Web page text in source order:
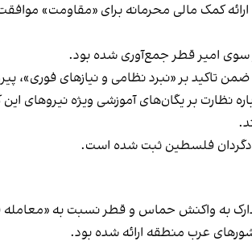
خصوصی با ارائه کمک مالی محرمانه برای
تاکید بر «نبرد نظامی و نیازهای فوری»،
نظارت بر یگان‌های آموزشی ویژه نیروهای
شماری از این مدارک به واکنش حماس و قطر
عرب منطقه ارائه شده بود.